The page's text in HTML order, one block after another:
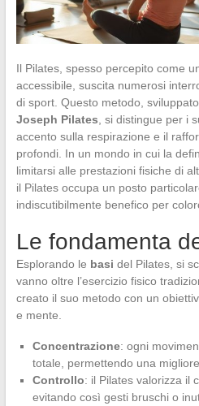
Il Pilates, spesso percepito come
accessibile, suscita numerosi
di sport. Questo metodo,
Joseph Pilates , si distingue per i
accento sulla respirazione e il
profondi. In un mondo in cui la
limitarsi alle prestazioni fisiche di
il Pilates occupa un posto
indiscutibilmente benefico per
Le fondamenta
Esplorando le basi del Pilates, si
vanno oltre l’esercizio fisico
creato il suo metodo con un
e mente.
Concentrazione: ogni
totale, permettendo una
Controllo: il Pilates valorizza il
evitando così gesti bruschi o